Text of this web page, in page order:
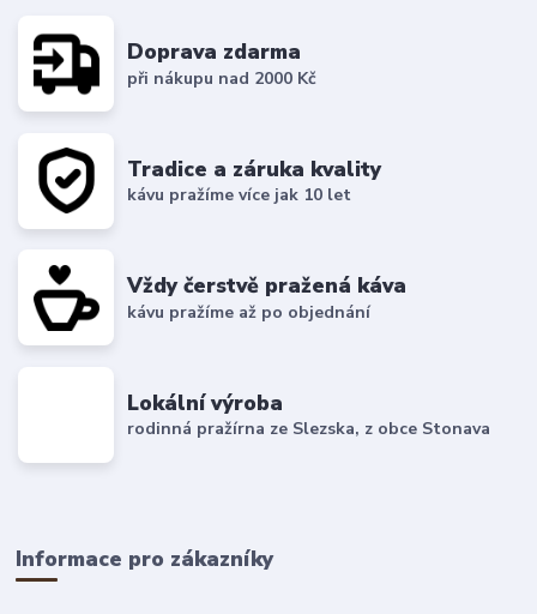
Doprava zdarma
při nákupu nad 2000 Kč
Tradice a záruka kvality
kávu pražíme více jak 10 let
Vždy čerstvě pražená káva
kávu pražíme až po objednání
Lokální výroba
rodinná pražírna ze Slezska, z obce Stonava
Informace pro zákazníky